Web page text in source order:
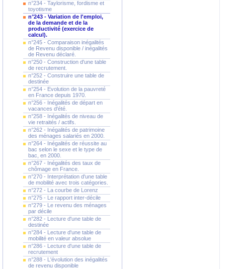
n°234 - Taylorisme, fordisme et
toyotisme
n°243 - Variation de l'emploi,
de la demande et de la
productivité (exercice de
calcul).
n°245 - Comparaison inégalités
de Revenu disponible / inégalités
de Revenu déclaré.
n°250 - Construction d'une table
de recrutement.
n°252 - Construire une table de
destinée
n°254 - Evolution de la pauvreté
en France depuis 1970.
n°256 - Inégalités de départ en
vacances d'été.
n°258 - Inégalités de niveau de
vie retraités / actifs.
n°262 - Inégalités de patrimoine
des ménages salariés en 2000.
n°264 - Inégalités de réussite au
bac selon le sexe et le type de
bac, en 2000.
n°267 - Inégalités des taux de
chômage en France.
n°270 - Interprétation d'une table
de mobilité avec trois catégories.
n°272 - La courbe de Lorenz
n°275 - Le rapport inter-décile
n°279 - Le revenu des ménages
par décile
n°282 - Lecture d'une table de
destinée
n°284 - Lecture d'une table de
mobilité en valeur absolue
n°286 - Lecture d'une table de
recrutement
n°288 - L'évolution des inégalités
de revenu disponible